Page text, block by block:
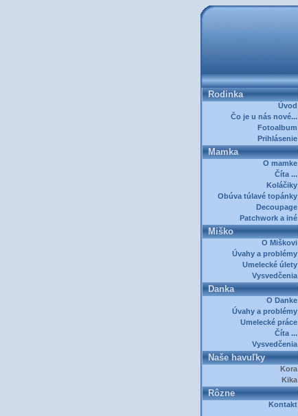
Rodinka
Úvod
Čo je u nás nové...
Fotoalbum
Prihlásenie
Mamka
O mamke
Číta ...
Koláčiky
Obúva túlavé topánky
Decoupage
Patchwork a iné
Miško
O Miškovi
Úvahy a problémy
Umelecké úlety
Vysvedčenia
Danka
O Danke
Úvahy a problémy
Umelecké práce
Číta ...
Vysvedčenia
Naše havuľky
Kora
Kika
Rôzne
Kontakt